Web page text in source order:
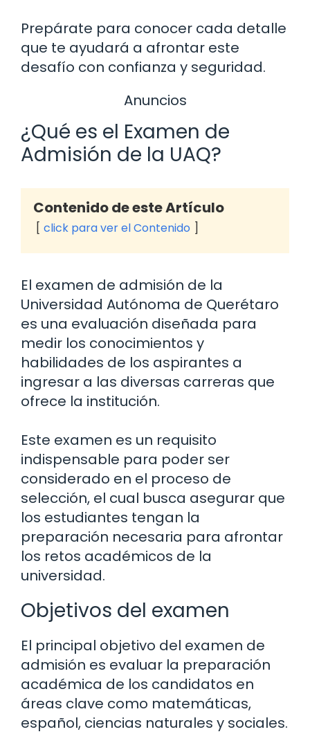
Prepárate para conocer cada detalle
que te ayudará a afrontar este
desafío con confianza y seguridad.
Anuncios
¿Qué es el Examen de
Admisión de la UAQ?
Contenido de este Artículo
click para ver el Contenido
El examen de admisión de la
Universidad Autónoma de Querétaro
es una evaluación diseñada para
medir los conocimientos y
habilidades de los aspirantes a
ingresar a las diversas carreras que
ofrece la institución.
Este examen es un requisito
indispensable para poder ser
considerado en el proceso de
selección, el cual busca asegurar que
los estudiantes tengan la
preparación necesaria para afrontar
los retos académicos de la
universidad.
Objetivos del examen
El principal objetivo del examen de
admisión es evaluar la preparación
académica de los candidatos en
áreas clave como matemáticas,
español, ciencias naturales y sociales.